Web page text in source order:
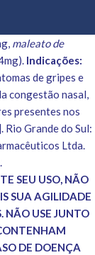
maleato de
Indicações:
de gripes e
congestão nasal,
presentes nos
Grande do Sul:
Ltda.
SEU USO, NÃO
SUA AGILIDADE
NÃO USE JUNTO
DE DOENÇA